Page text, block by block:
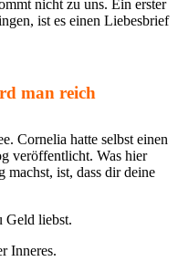
nicht zu uns. Ein erster
ist es einen Liebesbrief
man reich
Cornelia hatte selbst einen
veröffentlicht. Was hier
machst, ist, dass dir deine
Geld liebst.
Inneres.